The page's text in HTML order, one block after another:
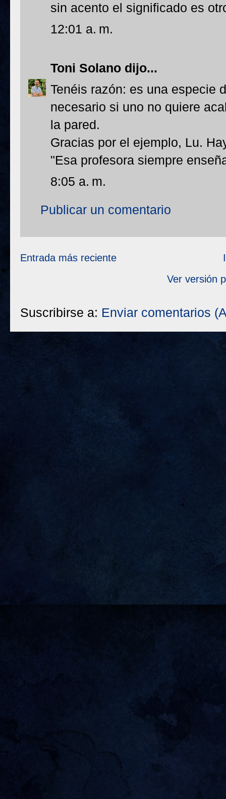
sin acento el significado es
12:01 a. m.
Toni Solano dijo...
Tenéis razón: es una especie
necesario si uno no quiere
la pared.
Gracias por el ejemplo, Lu.
"Esa profesora siempre
8:05 a. m.
Publicar un comentario
Entrada más reciente
Ver versión
Suscribirse a: Enviar comentarios